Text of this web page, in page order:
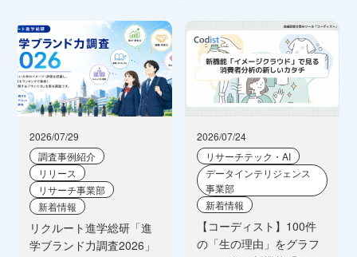
2026/07/29
調査事例紹介
リリース
リサーチ事業部
新着情報
リクルート進学総研「進
学ブランド力調査2026」
2026/07/24
リサーチテック・AI
データインテリジェンス
事業部
新着情報
【コーディスト】100件
の「生の理由」をグラフ